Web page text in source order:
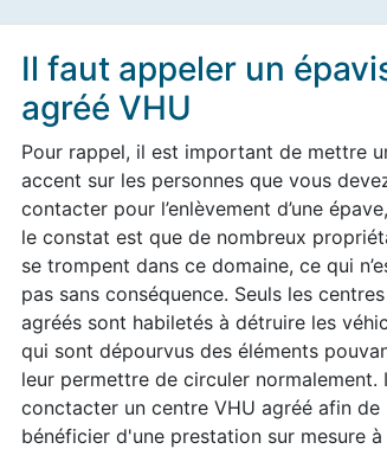
Il faut appeler un
agréé VHU
Pour rappel, il est important de mettre
accent sur les personnes que vous
contacter pour l’enlèvement d’une
le constat est que de nombreux
se trompent dans ce domaine, ce qui
pas sans conséquence. Seuls les
agréés sont habiletés à détruire les
qui sont dépourvus des éléments
leur permettre de circuler normalement.
conctacter un centre VHU agréé afin de
bénéficier d'une prestation sur mesure à